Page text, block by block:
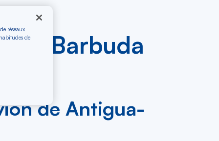
et-Barbuda
de Antigua-
réseaux
de